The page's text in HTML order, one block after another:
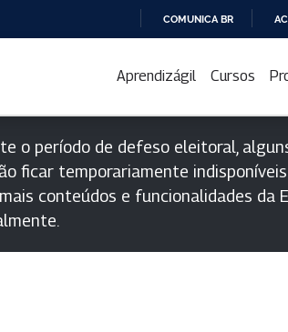
PARA
CONTEÚDO
COMUNICA BR
Aprendizágil Cursos
o período de defeso eleitoral,
ficar temporariamente
conteúdos e funcionalidades da